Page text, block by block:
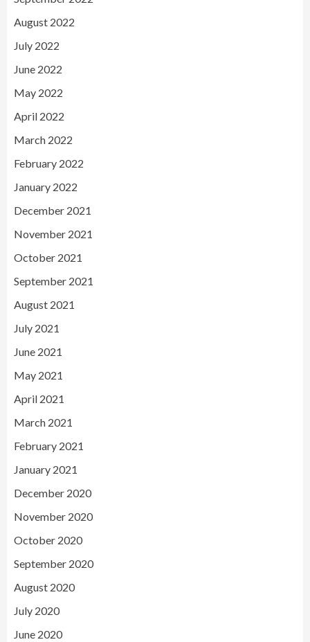
August 2022
July 2022
June 2022
May 2022
April 2022
March 2022
February 2022
January 2022
December 2021
November 2021
October 2021
September 2021
August 2021
July 2021
June 2021
May 2021
April 2021
March 2021
February 2021
January 2021
December 2020
November 2020
October 2020
September 2020
August 2020
July 2020
June 2020